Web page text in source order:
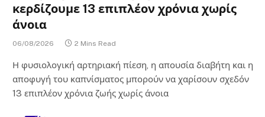
κερδίζουμε 13 επιπλέον χρόνια χωρίς
άνοια
06/08/2026 2 Mins Read
Η φυσιολογική αρτηριακή πίεση, η απουσία διαβήτη και η
αποφυγή του καπνίσματος μπορούν να χαρίσουν σχεδόν
13 επιπλέον χρόνια ζωής χωρίς άνοια